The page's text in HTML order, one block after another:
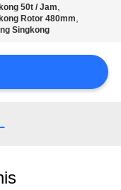
50t / Jam,
Rotor 480mm,
Singkong